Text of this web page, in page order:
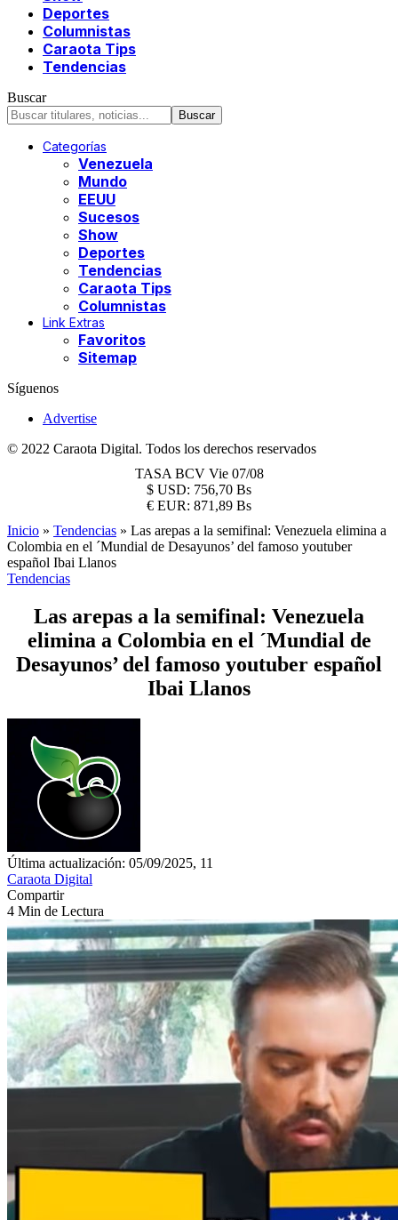
Deportes
Columnistas
Caraota Tips
Tendencias
Buscar
Categorías
Venezuela
Mundo
EEUU
Sucesos
Show
Deportes
Tendencias
Caraota Tips
Columnistas
Link Extras
Favoritos
Sitemap
Síguenos
Advertise
© 2022 Caraota Digital. Todos los derechos reservados
TASA BCV Vie 07/08
$ USD: 756,70 Bs
€ EUR: 871,89 Bs
Inicio » Tendencias » Las arepas a la semifinal: Venezuela elimina a
Colombia en el ´Mundial de Desayunos’ del famoso youtuber
español Ibai Llanos
Tendencias
Las arepas a la semifinal: Venezuela
elimina a Colombia en el ´Mundial de
Desayunos’ del famoso youtuber español
Ibai Llanos
Última actualización: 05/09/2025, 11
Caraota Digital
Compartir
4 Min de Lectura